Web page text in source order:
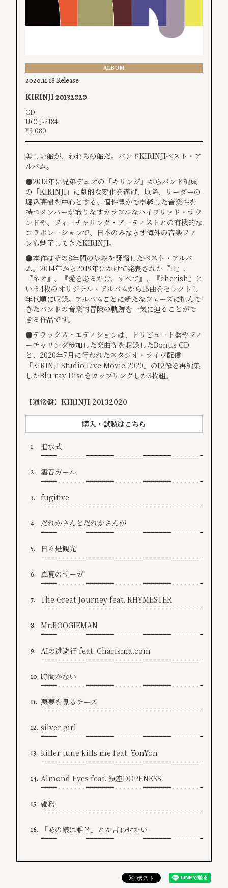
ALBUM
2020.11.18 Release
KIRINJI 20132020
CD
UCCJ-2184
¥3,080
美しい船が、われらの船だ。バンドKIRINJIベスト・ア
ルバム。
●2013年に兄弟デュオの「キリンジ」からバンド編成
の「KIRINJI」に劇的な変化を遂げ、以降、リーダーの
堀込高樹を中心とする、個性豊かで卓越した音楽性を
持つメンバーが織りなすカラフルなハイブリッド・サウ
ンドや、フィーチャリング・アーティストとの有機的な
コラボレーションで、日本のみならず海外の音楽ファ
ンも魅了してきたKIRINJI。
●本作はその8年間の歩みを凝縮したベスト・アルバ
ム。2014年から2019年にかけて発表された『11』、
『ネオ』、『愛をあるだけ、すべて』、『cherish』と
いう4枚のオリジナル・アルバムから16曲をセレクトし
年代順に収録。アルバムごとに新たなフェーズに挑んで
きたバンドの音楽的冒険の軌跡を一気に辿ることがで
きる作品です。
●デラックス・エディションは、トリビュート盤やフィ
ーチャリング参加した楽曲等を収録したBonus CD
と、2020年7月に行われたスタジオ・ライヴ配信
「KIRINJI Studio Live Movie 2020」の映像を再編集
したBlu-ray Discをカップリングした3枚組。
【通常盤】KIRINJI 20132020
購入・試聴はこちら
1. 進水式
2. 雲吞ガール
3. fugitive
4. だれかさんとだれかさんが
5. 日々是観光
6. 真夏のサーガ
7. The Great Journey feat. RHYMESTER
8. Mr.BOOGIEMAN
9. AIの逃避行 feat. Charisma.com
10. 時間がない
11. 悪夢を見るチーズ
12. silver girl
13. killer tune kills me feat. YonYon
14. Almond Eyes feat. 鎮座DOPENESS
15. 雑務
16. 「あの娘は誰？」とか言わせたい